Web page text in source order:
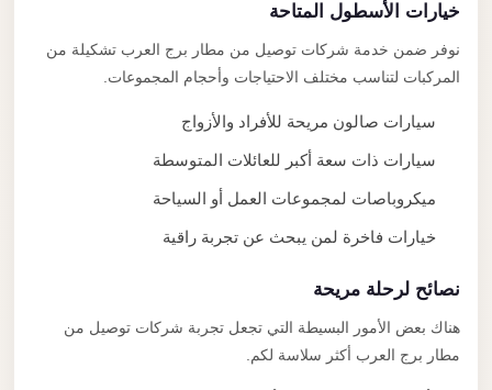
خيارات الأسطول المتاحة
نوفر ضمن خدمة شركات توصيل من مطار برج العرب تشكيلة من
المركبات لتناسب مختلف الاحتياجات وأحجام المجموعات.
سيارات صالون مريحة للأفراد والأزواج
سيارات ذات سعة أكبر للعائلات المتوسطة
ميكروباصات لمجموعات العمل أو السياحة
خيارات فاخرة لمن يبحث عن تجربة راقية
نصائح لرحلة مريحة
هناك بعض الأمور البسيطة التي تجعل تجربة شركات توصيل من
مطار برج العرب أكثر سلاسة لكم.